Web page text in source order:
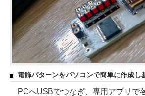
電飾パターンをパソコンで簡単に作成し
PCへUSBでつなぎ、専用アプリで